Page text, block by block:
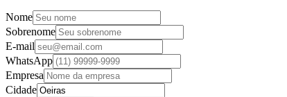
Nome
Sobrenome
E-mail
WhatsApp
Empresa
Cidade